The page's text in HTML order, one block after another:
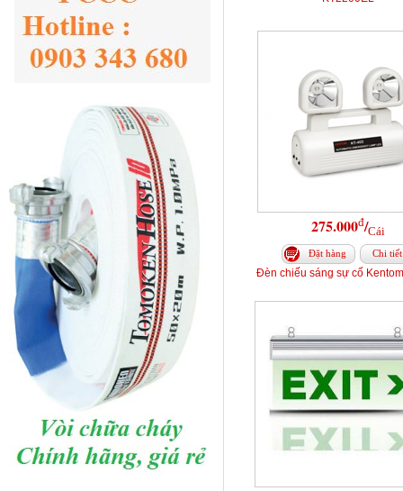
275.000đ/Cái
Đặt hàng Chi tiết
Đèn chiếu sáng sự cố